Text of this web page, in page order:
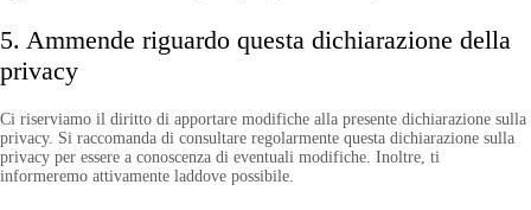
5. Ammende riguardo questa dichiarazione della
privacy
Ci riserviamo il diritto di apportare modifiche alla presente dichiarazione sulla
privacy. Si raccomanda di consultare regolarmente questa dichiarazione sulla
privacy per essere a conoscenza di eventuali modifiche. Inoltre, ti
informeremo attivamente laddove possibile.